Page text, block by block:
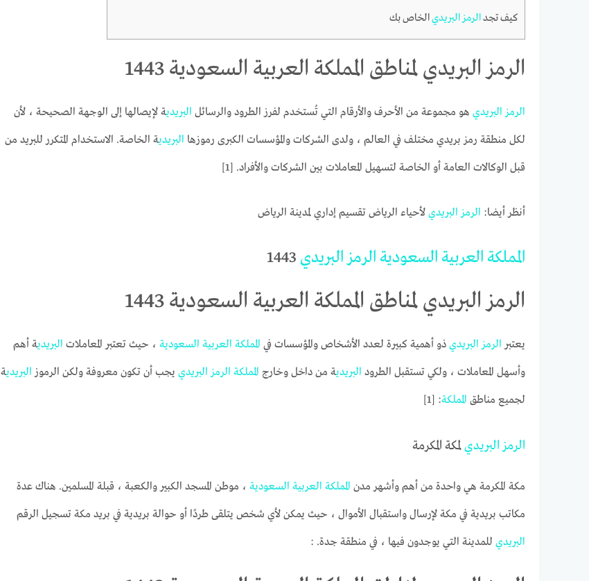
كيف تجدالرمزالبريديالخاص بك
الرمز البريدي لمناطق المملكة العربية السعودية 1443
الرمز البريدي هو مجموعة من الأحرف والأرقام التي تُستخدم لفرز الطرود والرسائل البريدية لإيصالها إلى الوجهة الصحيحة ، لأن
لكل منطقة رمز بريدي مختلف في العالم ، ولدى الشركات والمؤسسات الكبرى رموزها البريدية الخاصة. الاستخدام المتكرر للبريد من
قبل الوكالات العامة أو الخاصة لتسهيل المعاملات بين الشركات والأفراد. [1]
أنظر أيضا: الرمز البريدي لأحياء الرياض تقسيم إداري لمدينة الرياض
المملكة العربية السعودية الرمز البريدي
الرمز البريدي لمناطق المملكة العربية السعودية 1443
يعتبر الرمز البريدي ذو أهمية كبيرة لعدد الأشخاص والمؤسسات في المملكة العربية السعودية ، حيث تعتبر المعاملات البريدية أهم
وأسهل المعاملات ، ولكي تستقبل الطرود البريدية من داخل وخارج المملكة الرمز البريدي يجب أن تكون معروفة ولكن الرموز البريدية
لجميع مناطق المملكة: [1]
الرمز البريديلمكة المكرمة
مكة المكرمة هي واحدة من أهم وأشهر مدن المملكة العربية السعودية ، موطن المسجد الكبير والكعبة ، قبلة المسلمين. هناك عدة
مكاتب بريدية في مكة لإرسال واستقبال الأموال ، حيث يمكن لأي شخص يتلقى طردًا أو حوالة بريدية في بريد مكة تسجيل الرقم
البريدي للمدينة التي يوجدون فيها ، في منطقة جدة. :